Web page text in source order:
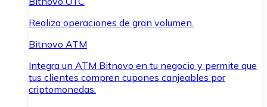
Realiza operaciones de gran volumen.
Bitnovo ATM
Integra un ATM Bitnovo en tu negocio y permite que
tus clientes compren cupones canjeables por
criptomonedas.